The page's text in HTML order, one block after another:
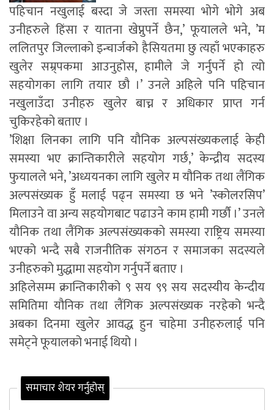
पहिचान नखुलाई बस्दा जे जस्ता समस्या भोगे भोगे अब
उनीहरुले हिंसा र यातना खेप्नुपर्ने छैन,’ फूयालले भने, ’म
ललितपुर जिल्लाको इन्चार्जको हैसियतमा छु त्यहाँ भएकाहरु
खुलेर सम्र्पकमा आउनुहोस, हामीले जे गर्नुपर्ने हो त्यो
सहयोगका लागि तयार छौ ।’ उनले अहिले पनि पहिचान
नखुलाउँदा उनीहरु खुलेर बाच्न र अधिकार प्राप्त गर्न
चुकिरहेको बताए ।
’शिक्षा लिनका लागि पनि यौनिक अल्पसंख्यकलाई केही
समस्या भए क्रान्तिकारीले सहयोग गर्छ,’ केन्द्रीय सदस्य
फुयालले भने, ’अध्ययनका लागि खुलेर म यौनिक तथा लैंगिक
अल्पसंख्यक हुँ मलाई पढ्न समस्या छ भने ’स्कोलरसिप’
मिलाउने वा अन्य सहयोगबाट पढाउने काम हामी गर्छौ ।’ उनले
यौनिक तथा लैंगिक अल्पसंख्यकको समस्या राष्ट्रिय समस्या
भएको भन्दै सबै राजनीतिक संगठन र समाजका सदस्यले
उनीहरुको मुद्धामा सहयोग गर्नुपर्ने बताए ।
अहिलेसम्म क्रान्तिकारीको ९ सय ९९ सय सदस्यीय केन्दीय
समितिमा यौनिक तथा लैंगिक अल्पसंख्यक नरहेको भन्दै
अबका दिनमा खुलेर आवद्ध हुन चाहेमा उनीहरुलाई पनि
समेट्ने फूयालको भनाई थियो ।
समाचार शेयर गर्नुहोस्